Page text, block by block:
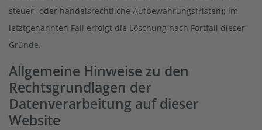
steuer- oder handelsrechtliche Aufbewahrungsfristen); im
letztgenannten Fall erfolgt die Löschung nach Fortfall dieser
Gründe.
Allgemeine Hinweise zu den
Rechtsgrundlagen der
Datenverarbeitung auf dieser
Website